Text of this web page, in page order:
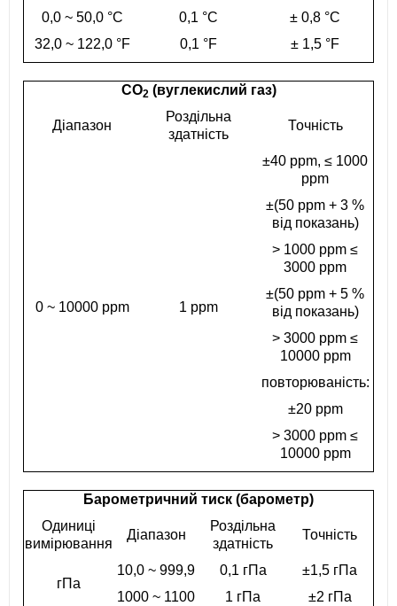
0,0 ~ 50,0 °С 0,1 °С
± 0,8 °С
32,0 ~ 122,0 °F
0,1 °F ± 1,5 °F
CO2 (вуглекислий газ)
Діапазон
Роздільна
здатність
Точність
0 ~ 10000 ppm 1 ppm
±40 ppm, ≤ 1000
ppm
±(50 ppm + 3 %
від показань)
> 1000 ppm ≤
3000 ppm
±(50 ppm + 5 %
від показань)
> 3000 ppm ≤
10000 ppm
повторюваність:
±20 ppm
> 3000 ppm ≤
10000 ppm
Барометричний тиск (барометр)
Одиниці
вимірювання
Діапазон
Роздільна
здатність
Точність
гПа
10,0 ~ 999,9
1000 ~ 1100
0,1 гПа
1 гПа
±1,5 гПа
±2 гПа